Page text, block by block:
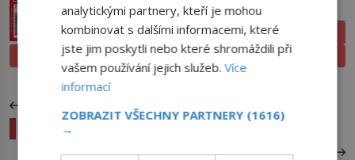
PROLISTOVAT
PŘEDPLATNÉ
ELEKTRONICKÉ
TIŠTĚNÉ
Tkací stroj: Hluk se stal vynálezcovou inspirací
DALŠÍ ČLÁNEK
analytickými partnery, kteří je mohou
kombinovat s dalšími informacemi, které
jste jim poskytli nebo které shromáždili při
vašem používání jejich služeb.Více
informací
ZOBRAZIT VŠECHNY PARTNERY (1616)
→